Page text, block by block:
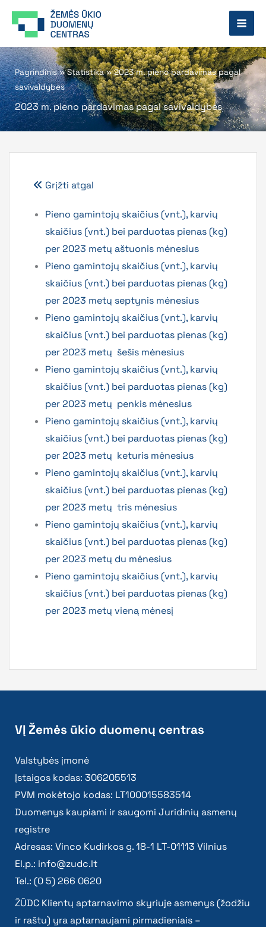
prie
Pagrindinis»Statistika»2023 m. pieno pardavimas pagal
savivaldybes
2023 m. pieno pardavimas pagal savivaldybes
Grįžti atgal
Pieno gamintojų skaičius (vnt.), karvių
skaičius (vnt.) bei parduotas pienas (kg)
per 2023 metų aštuonis mėnesius
Pieno gamintojų skaičius (vnt.), karvių
skaičius (vnt.) bei parduotas pienas (kg)
per 2023 metų septynis mėnesius
Pieno gamintojų skaičius (vnt.), karvių
skaičius (vnt.) bei parduotas pienas (kg)
per 2023 metų šešis mėnesius
Pieno gamintojų skaičius (vnt.), karvių
skaičius (vnt.) bei parduotas pienas (kg)
per 2023 metų penkis mėnesius
Pieno gamintojų skaičius (vnt.), karvių
skaičius (vnt.) bei parduotas pienas (kg)
per 2023 metų keturis mėnesius
Pieno gamintojų skaičius (vnt.), karvių
skaičius (vnt.) bei parduotas pienas (kg)
per 2023 metų tris mėnesius
Pieno gamintojų skaičius (vnt.), karvių
skaičius (vnt.) bei parduotas pienas (kg)
per 2023 metų du mėnesius
Pieno gamintojų skaičius (vnt.), karvių
skaičius (vnt.) bei parduotas pienas (kg)
per 2023 metų vieną mėnesį
VĮ Žemės ūkio duomenų centras
Valstybės įmonė
Įstaigos kodas: 306205513
PVM mokėtojo kodas: LT100015583514
Duomenys kaupiami ir saugomi Juridinių asmenų
registre
Adresas: Vinco Kudirkos g. 18-1 LT-01113 Vilnius
El.p.: info@zudc.lt
Tel.: (0 5) 266 0620
ŽŪDC Klientų aptarnavimo skyriuje asmenys (žodžiu
ir raštu) yra aptarnaujami pirmadieniais –